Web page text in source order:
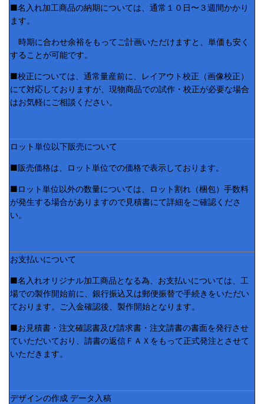
■名入れ加工商品の納期については、通常１０日〜３週間かかり
ます。
時期に合わせ余裕をもってご計画いただけますと、単価も安く
することが可能です。
■校正については、通常量産前に、レイアウト校正（画像校正）
にて対応しておりますが、現物商品での試作・校正が必要な場合
はお気軽にご相談ください。
ロット単位以下販売について
■販売価格は、ロット単位での価格で表示しております。
■ロット単位以外の数量については、ロット割れ（梱包）手数料
が発生する場合がありますので見積書にて詳細をご確認くださ
い。
お支払いについて
■名入れオリジナル加工商品となる為、お支払いについては、工
場での製作開始前に、銀行振込又は郵便振替で手続きをいただい
ております。ご入金確認後、製作開始となります。
■お見積書・注文確認書及び請求書・注文請書の書面を発行させ
ていただいており、請書の返信ＦＡＸをもって正式発注とさせて
いただきます。
デザインの作成 データ入稿